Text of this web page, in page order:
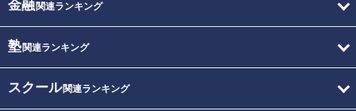
金融関連ランキング
塾関連ランキング
スクール関連ランキング